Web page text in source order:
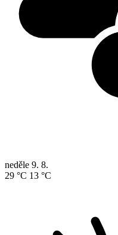
neděle 9. 8.
29 °C 13 °C